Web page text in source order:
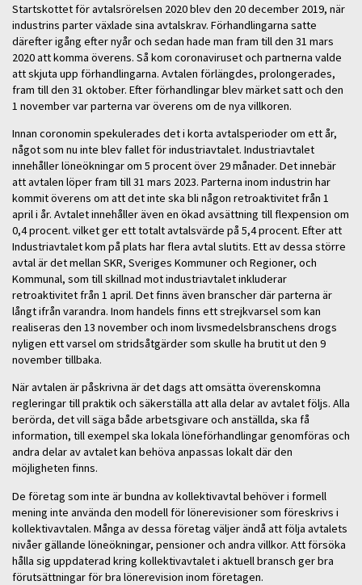
Startskottet för avtalsrörelsen 2020 blev den 20 december 2019, när
industrins parter växlade sina avtalskrav. Förhandlingarna satte
därefter igång efter nyår och sedan hade man fram till den 31 mars
2020 att komma överens. Så kom coronaviruset och partnerna valde
att skjuta upp förhandlingarna. Avtalen förlängdes, prolongerades,
fram till den 31 oktober. Efter förhandlingar blev märket satt och den
1 november var parterna var överens om de nya villkoren.
Innan coronomin spekulerades det i korta avtalsperioder om ett år,
något som nu inte blev fallet för industriavtalet. Industriavtalet
innehåller löneökningar om 5 procent över 29 månader. Det innebär
att avtalen löper fram till 31 mars 2023. Parterna inom industrin har
kommit överens om att det inte ska bli någon retroaktivitet från 1
april i år. Avtalet innehåller även en ökad avsättning till flexpension om
0,4 procent. vilket ger ett totalt avtalsvärde på 5,4 procent. Efter att
Industriavtalet kom på plats har flera avtal slutits. Ett av dessa större
avtal är det mellan SKR, Sveriges Kommuner och Regioner, och
Kommunal, som till skillnad mot industriavtalet inkluderar
retroaktivitet från 1 april. Det finns även branscher där parterna är
långt ifrån varandra. Inom handels finns ett strejkvarsel som kan
realiseras den 13 november och inom livsmedelsbranschens drogs
nyligen ett varsel om stridsåtgärder som skulle ha brutit ut den 9
november tillbaka.
När avtalen är påskrivna är det dags att omsätta överenskomna
regleringar till praktik och säkerställa att alla delar av avtalet följs. Alla
berörda, det vill säga både arbetsgivare och anställda, ska få
information, till exempel ska lokala löneförhandlingar genomföras och
andra delar av avtalet kan behöva anpassas lokalt där den
möjligheten finns.
De företag som inte är bundna av kollektivavtal behöver i formell
mening inte använda den modell för lönerevisioner som föreskrivs i
kollektivavtalen. Många av dessa företag väljer ändå att följa avtalets
nivåer gällande löneökningar, pensioner och andra villkor. Att försöka
hålla sig uppdaterad kring kollektivavtalet i aktuell bransch ger bra
förutsättningar för bra lönerevision inom företagen.